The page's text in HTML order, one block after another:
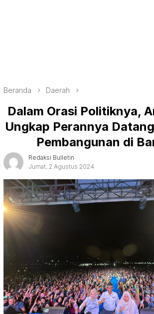
Beranda Daerah
Dalam Orasi Politiknya,
Ungkap Perannya
Pembangunan di
Redaksi Bulletin
Jumat, 2 Agustus 2024